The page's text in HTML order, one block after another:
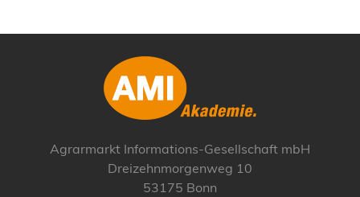
Agrarmarkt Informations-Gesellschaft mbH
Dreizehnmorgenweg 10
53175 Bonn